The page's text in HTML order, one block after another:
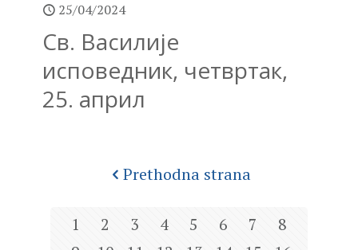
25/04/2024
Св. Василије
исповедник, четвртак,
25. април
Prethodna strana
1 2 3 4 5 6 7
8